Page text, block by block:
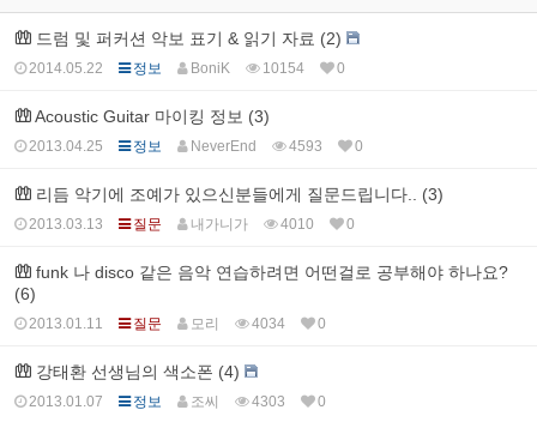
드럼 및 퍼커션 악보 표기 & 읽기 자료 (2)
2014.05.22 정보 BoniK 10154 0
Acoustic Guitar 마이킹 정보 (3)
2013.04.25 정보 NeverEnd 4593 0
리듬 악기에 조예가 있으신분들에게 질문드립니다.. (3)
2013.03.13 질문 내가니가 4010 0
funk 나 disco 같은 음악 연습하려면 어떤걸로 공부해야 하나요?
(6)
2013.01.11 질문 모리 4034 0
강태환 선생님의 색소폰 (4)
2013.01.07 정보 조씨 4303 0